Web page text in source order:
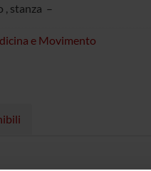
, stanza –
e Movimento